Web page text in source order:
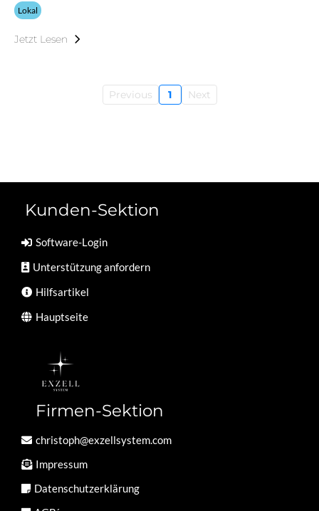
Lokal
Jetzt Lesen
Previous 1 Next
Kunden-Sektion
Software-Login
Unterstützung anfordern
Hilfsartikel
Hauptseite
Firmen-Sektion
christoph@exzellsystem.com
Impressum
Datenschutzerklärung